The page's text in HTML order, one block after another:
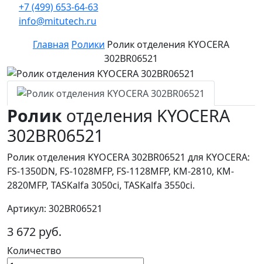
+7 (499) 653-64-63
info@mitutech.ru
Главная Ролики Ролик отделения KYOCERA
302BR06521
Ролик отделения KYOCERA
302BR06521
Ролик отделения KYOCERA 302BR06521 для KYOCERA:
FS-1350DN, FS-1028MFP, FS-1128MFP, KM-2810, KM-
2820MFP, TASKalfa 3050ci, TASKalfa 3550ci.
Артикул: 302BR06521
3 672 руб.
Количество